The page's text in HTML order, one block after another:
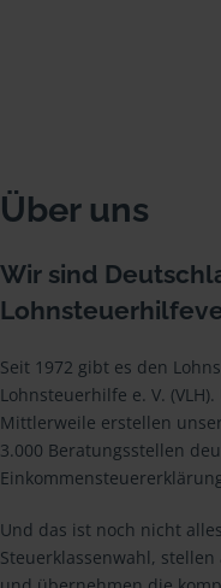
Über uns
Wir sind
Seit 1972 gibt es den
Lohnsteuerhilfe e. V.
Mittlerweile erstellen
3.000 Beratungsstellen
Und das ist noch nicht
Steuerklassenwahl,